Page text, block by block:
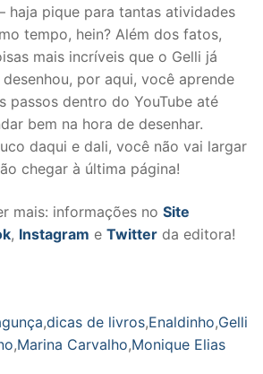
haja pique para tantas atividades
tempo, hein? Além dos fatos,
mais incríveis que o Gelli já
por aqui, você aprende
passos dentro do YouTube até
bem na hora de desenhar.
daqui e dali, você não vai largar
chegar à última página!
mais: informações no Site
, Instagram e Twitterda editora!
,dicas de livros,Enaldinho,Gelli
,Marina Carvalho,Monique Elias